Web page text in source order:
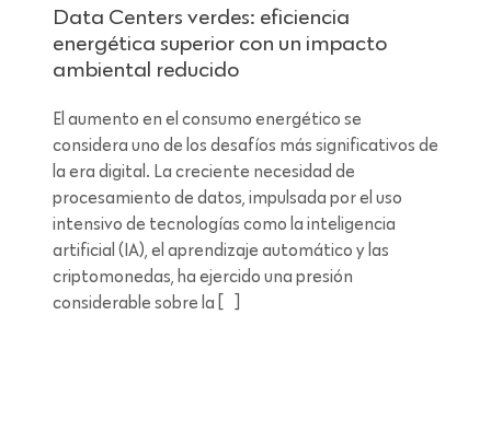
Data Centers verdes: eficiencia
energética superior con un impacto
ambiental reducido
El aumento en el consumo energético se
considera uno de los desafíos más significativos de
la era digital. La creciente necesidad de
procesamiento de datos, impulsada por el uso
intensivo de tecnologías como la inteligencia
artificial (IA), el aprendizaje automático y las
criptomonedas, ha ejercido una presión
considerable sobre la […]